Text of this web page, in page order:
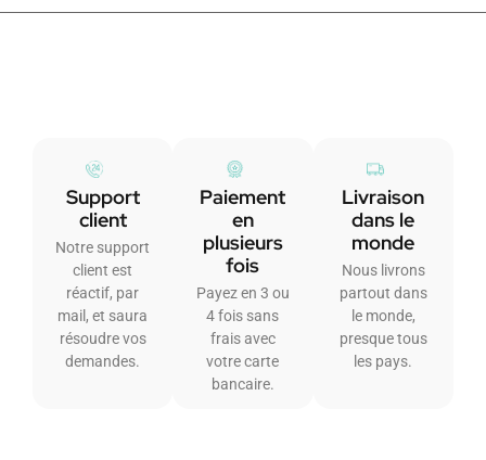
Support
client
Notre support
client est
réactif, par
mail, et saura
résoudre vos
demandes.
Paiement
en
plusieurs
fois
Payez en 3 ou
4 fois sans
frais avec
votre carte
bancaire.
Livraison
dans le
monde
Nous livrons
partout dans
le monde,
presque tous
les pays.